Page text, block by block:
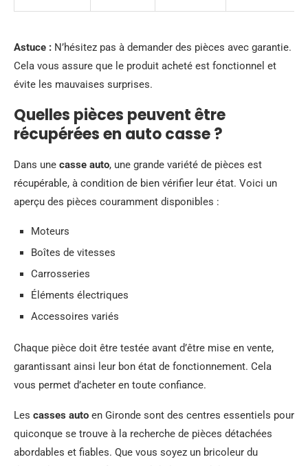
Astuce : N’hésitez pas à demander des pièces avec garantie.
Cela vous assure que le produit acheté est fonctionnel et
évite les mauvaises surprises.
Quelles pièces peuvent être
récupérées en auto casse ?
Dans une casse auto, une grande variété de pièces est
récupérable, à condition de bien vérifier leur état. Voici un
aperçu des pièces couramment disponibles :
Moteurs
Boîtes de vitesses
Carrosseries
Éléments électriques
Accessoires variés
Chaque pièce doit être testée avant d’être mise en vente,
garantissant ainsi leur bon état de fonctionnement. Cela
vous permet d’acheter en toute confiance.
Les casses auto en Gironde sont des centres essentiels pour
quiconque se trouve à la recherche de pièces détachées
abordables et fiables. Que vous soyez un bricoleur du